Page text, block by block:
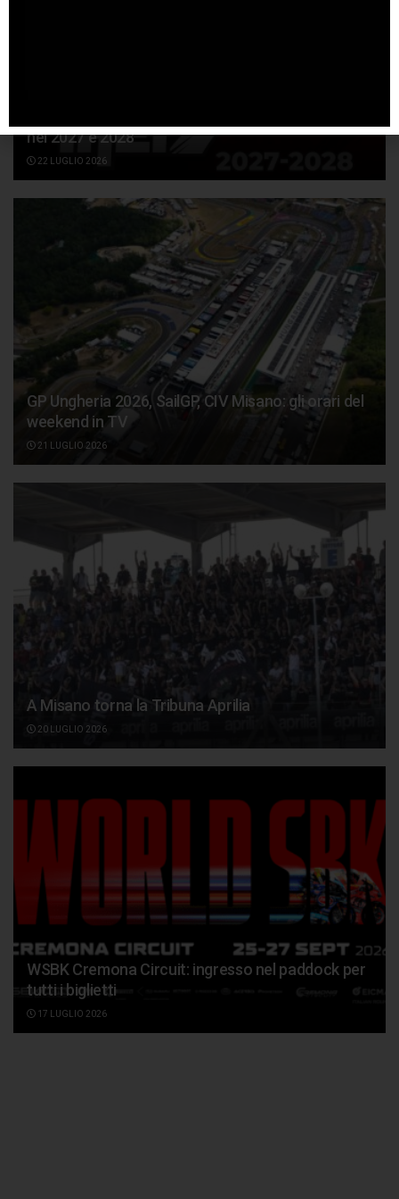
nel 2027 e 2028
22 LUGLIO 2026
GP Ungheria 2026, SailGP, CIV Misano: gli orari del
weekend in TV
21 LUGLIO 2026
A Misano torna la Tribuna Aprilia
20 LUGLIO 2026
WSBK Cremona Circuit: ingresso nel paddock per
tutti i biglietti
17 LUGLIO 2026